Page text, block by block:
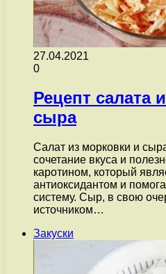
27.04.2021
0
Рецепт салата
сыра
Салат из морковки и
сочетание вкуса и
каротином, который
антиоксидантом и
систему. Сыр, в свою
источником…
Закуски